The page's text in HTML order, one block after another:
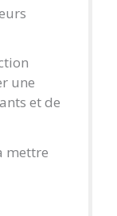
une
et de
mettre